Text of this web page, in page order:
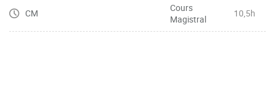
CM
Cours
Magistral
10,5h